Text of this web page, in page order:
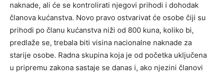
naknade, ali će se kontrolirati njegovi prihodi i dohodak
članova kućanstva. Novo pravo ostvarivat će osobe čiji su
prihodi po članu kućanstva niži od 800 kuna, koliko bi,
predlaže se, trebala biti visina nacionalne naknade za
starije osobe. Radna skupina koja je od početka uključena
u pripremu zakona sastaje se danas i, ako njezini članovi